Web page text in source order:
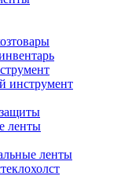
инструмент
ленты
ленты